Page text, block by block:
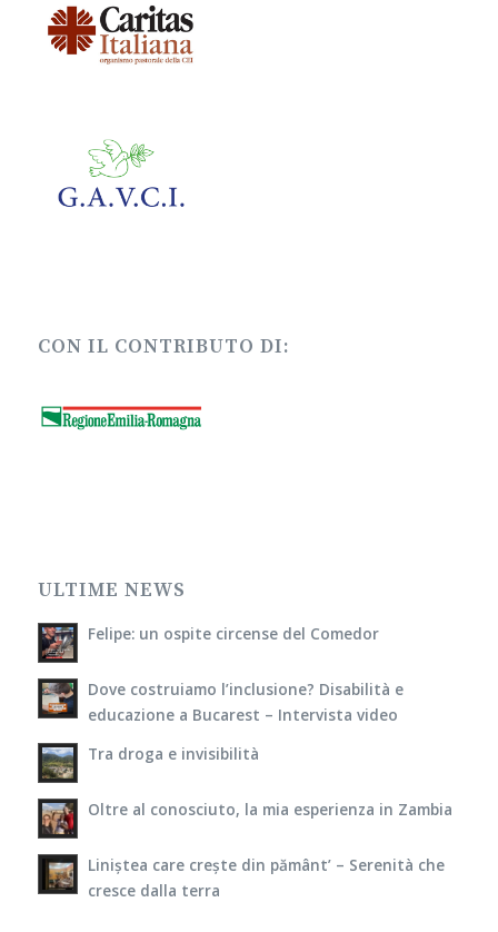
CON IL CONTRIBUTO DI:
ULTIME NEWS
Felipe: un ospite circense del Comedor
Dove costruiamo l’inclusione? Disabilità e
educazione a Bucarest – Intervista video
Tra droga e invisibilità
Oltre al conosciuto, la mia esperienza in Zambia
Liniștea care crește din pământ’ – Serenità che
cresce dalla terra